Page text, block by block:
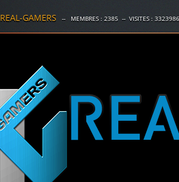
REAL-GAMERS -- MEMBRES : 2385 -- VISITES : 3323986